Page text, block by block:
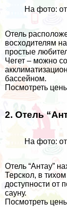
На фото:
Отель
восходителям
простые
Чегет – можно
бассейном.
Посмотреть
2. Отель
На фото:
Отель “Антау”
Терскол, в
доступности от
сауну.
Посмотреть